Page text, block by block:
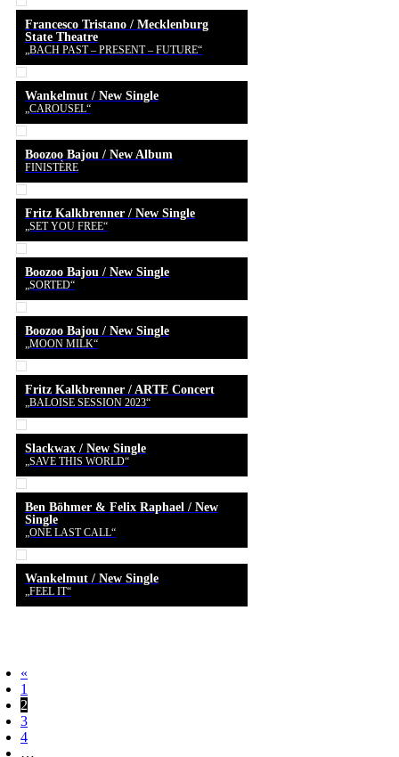
Francesco Tristano / Mecklenburg
State Theatre
„BACH PAST – PRESENT – FUTURE“
Wankelmut / New Single
„CAROUSEL“
Boozoo Bajou / New Album
FINISTÈRE
Fritz Kalkbrenner / New Single
„SET YOU FREE“
Boozoo Bajou / New Single
„SORTED“
Boozoo Bajou / New Single
„MOON MILK“
Fritz Kalkbrenner / ARTE Concert
„BALOISE SESSION 2023“
Slackwax / New Single
„SAVE THIS WORLD“
Ben Böhmer & Felix Raphael / New
Single
„ONE LAST CALL“
Wankelmut / New Single
„FEEL IT“
«
1
2
3
4
…